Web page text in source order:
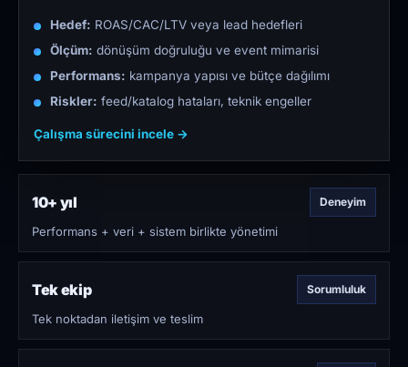
Hedef: ROAS/CAC/LTV veya lead hedefleri
Ölçüm: dönüşüm doğruluğu ve event mimarisi
Performans: kampanya yapısı ve bütçe dağılımı
Riskler: feed/katalog hataları, teknik engeller
Çalışma sürecini incele →
10+ yıl Deneyim
Performans + veri + sistem birlikte yönetimi
Tek ekip Sorumluluk
Tek noktadan iletişim ve teslim